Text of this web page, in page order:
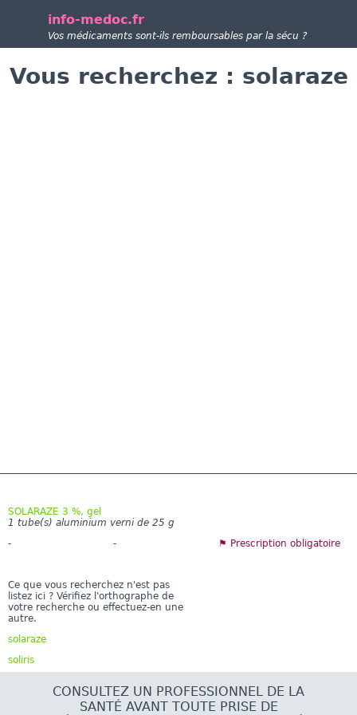
info-medoc.fr
Vos médicaments sont-ils remboursables par la sécu ?
Vous recherchez : solaraze
SOLARAZE 3 %, gel
1 tube(s) aluminium verni de 25 g
-
- ⚑ Prescription obligatoire
Ce que vous recherchez n'est pas
listez ici ? Vérifiez l'orthographe de
votre recherche ou effectuez-en une
autre.
solaraze
soliris
CONSULTEZ UN PROFESSIONNEL DE LA
SANTÉ AVANT TOUTE PRISE DE